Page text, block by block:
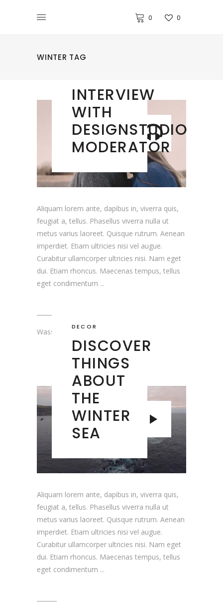
0 0
WINTER TAG
INTERVIEW
WITH
DESIGNSTUDIO
MODERATOR
Aliquam lorem ante, dapibus in, viverra quis,
feugiat a, tellus. Phasellus viverra nulla ut
metus varius laoreet. Quisque rutrum. Aenean
imperdiet. Etiam ultricies nisi vel augue.
Curabitur ullamcorper ultricies nisi. Nam eget
dui. Etiam rhoncus. Maecenas tempus, tellus
eget condimentum
Wassal Seddiqi
DECOR
DISCOVER
THINGS
ABOUT
THE
WINTER
SEA
Aliquam lorem ante, dapibus in, viverra quis,
feugiat a, tellus. Phasellus viverra nulla ut
metus varius laoreet. Quisque rutrum. Aenean
imperdiet. Etiam ultricies nisi vel augue.
Curabitur ullamcorper ultricies nisi. Nam eget
dui. Etiam rhoncus. Maecenas tempus, tellus
eget condimentum